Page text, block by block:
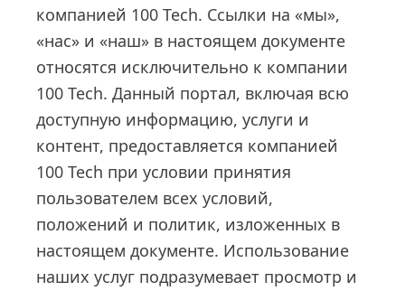
компанией 100 Tech. Ссылки на «мы»,
«нас» и «наш» в настоящем документе
относятся исключительно к компании
100 Tech. Данный портал, включая всю
доступную информацию, услуги и
контент, предоставляется компанией
100 Tech при условии принятия
пользователем всех условий,
положений и политик, изложенных в
настоящем документе. Использование
наших услуг подразумевает просмотр и